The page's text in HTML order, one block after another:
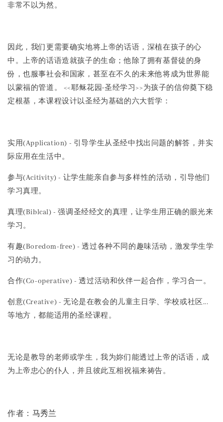
非常不以为然。
因此，我们更需要确实地将上帝的话语，深植在孩子的心
中。上帝的话语造就孩子的生命；他除了拥有基督徒的身
份，也服事社会和国家，甚至在不久的未来他将成为世界能
以蒙福的管道。 <<耶稣花园‧圣经学习>>为孩子的信仰奠下稳
定根基，本课程设计以圣经为基础的六大哲学：
实用(Application) - 引导学生从圣经中找出问题的解答，并实
际应用在生活中。
参与(Acitivity) - 让学生能亲自参与多样性的活动，引导他们
学习真理。
真理(Biblcal) - 强调圣经经文的真理，让学生用正确的眼光来
学习。
有趣(Boredom-free) - 透过各种不同的趣味活动，激发学生学
习的动力。
合作(Co-operative) - 透过活动和伙伴一起合作，学习合一。
创意(Creative) - 无论是在教会的儿童主日学、学校或社区...
等地方，都能适用的圣经课程。
无论是教导的老师或学生，我为妳们能透过上帝的话语，成
为上帝忠心的仆人，并且彼此互相祝福来祷告。
作者： 马秀兰